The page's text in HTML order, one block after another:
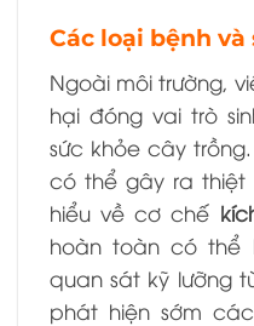
Các loại bệnh và
Ngoài môi trường,
hại đóng vai trò
sức khỏe cây
có thể gây ra thiệt
hiểu về cơ chế
hoàn toàn có thể
quan sát kỹ lưỡng
phát hiện sớm